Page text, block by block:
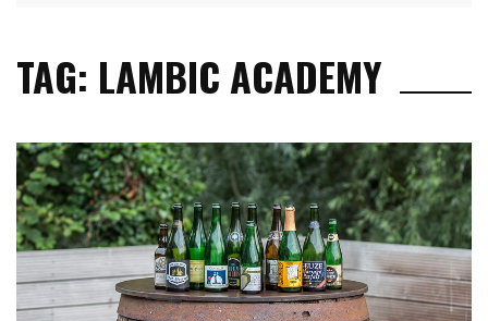
TAG: LAMBIC ACADEMY